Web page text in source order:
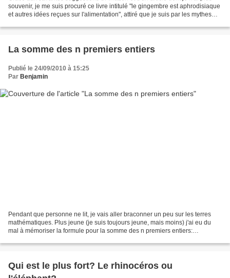
souvenir, je me suis procuré ce livre intitulé "le gingembre est aphrodisiaque
et autres idées reçues sur l'alimentation", attiré que je suis par les mythes
La somme des n premiers entiers
Publié le 24/09/2010 à 15:25
Par Benjamin
Pendant que personne ne lit, je vais aller braconner un peu sur les terres
mathématiques. Plus jeune (je suis toujours jeune, mais moins) j'ai eu du
mal à mémoriser la formule pour la somme des n premiers entiers:
Qui est le plus fort? Le rhinocéros ou